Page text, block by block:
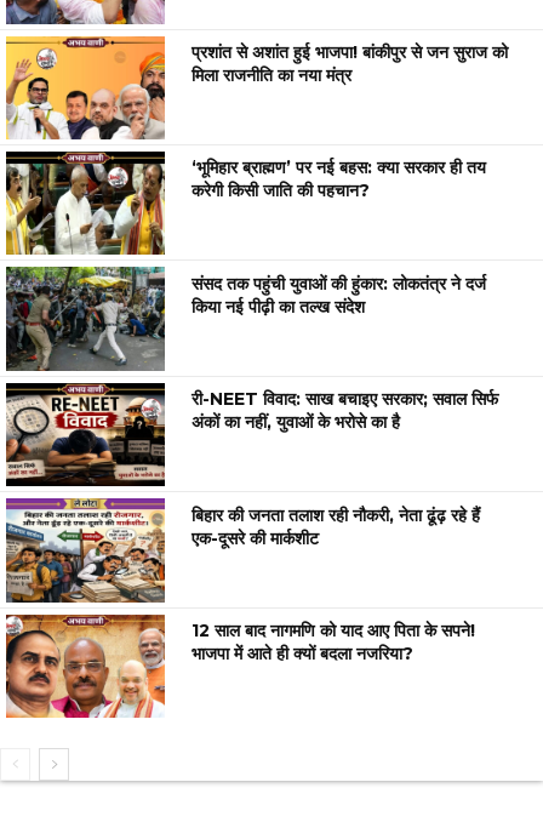
प्रशांत से अशांत हुई भाजपा! बांकीपुर से जन सुराज को
मिला राजनीति का नया मंत्र
‘भूमिहार ब्राह्मण’ पर नई बहस: क्या सरकार ही तय
करेगी किसी जाति की पहचान?
संसद तक पहुंची युवाओं की हुंकार: लोकतंत्र ने दर्ज
किया नई पीढ़ी का तल्ख संदेश
री-NEET विवाद: साख बचाइए सरकार; सवाल सिर्फ
अंकों का नहीं, युवाओं के भरोसे का है
बिहार की जनता तलाश रही नौकरी, नेता ढूंढ़ रहे हैं
एक-दूसरे की मार्कशीट
12 साल बाद नागमणि को याद आए पिता के सपने!
भाजपा में आते ही क्यों बदला नजरिया?